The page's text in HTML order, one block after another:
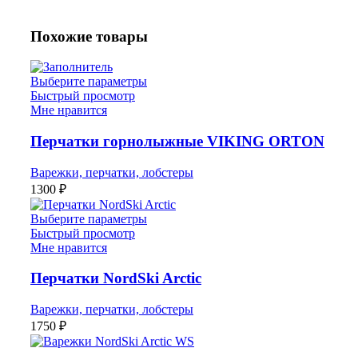
Похожие товары
Выберите параметры
Быстрый просмотр
Мне нравится
Перчатки горнолыжные VIKING ORTON
Варежки, перчатки, лобстеры
1300 ₽
Выберите параметры
Быстрый просмотр
Мне нравится
Перчатки NordSki Arctic
Варежки, перчатки, лобстеры
1750 ₽